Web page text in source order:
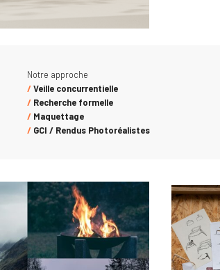
Notre approche
/Veille concurrentielle
/ Recherche formelle
/ Maquettage
/ GCI / Rendus Photoréalistes